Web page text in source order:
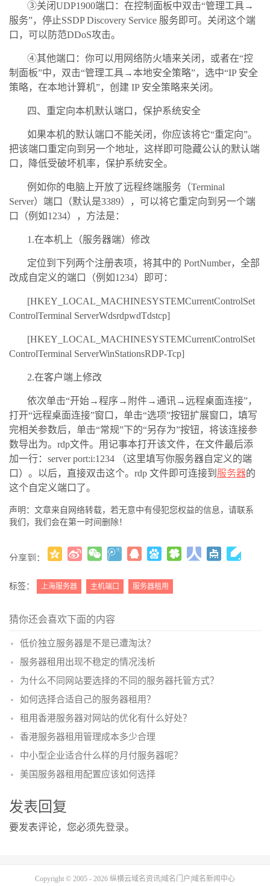
③关闭UDP1900端口：在控制面板中双击“管理工具→
服务”，停止SSDP Discovery Service 服务即可。关闭这个端
口，可以防范DDoS攻击。
④其他端口：你可以用网络防火墙来关闭，或者在“控
制面板”中，双击“管理工具→本地安全策略”，选中“IP 安全
策略，在本地计算机”，创建 IP 安全策略来关闭。
四、重定向本机默认端口，保护系统安全
如果本机的默认端口不能关闭，你应该将它“重定向”。
把该端口重定向到另一个地址，这样即可隐藏公认的默认端
口，降低受破坏机率，保护系统安全。
例如你的电脑上开放了远程终端服务（Terminal
Server）端口（默认是3389），可以将它重定向到另一个端
口（例如1234），方法是：
1.在本机上（服务器端）修改
定位到下列两个注册表项，将其中的 PortNumber，全部
改成自定义的端口（例如1234）即可：
[HKEY_LOCAL_MACHINESYSTEMCurrentControlSet
ControlTerminal ServerWdsrdpwdTdstcp]
[HKEY_LOCAL_MACHINESYSTEMCurrentControlSet
ControlTerminal ServerWinStationsRDP-Tcp]
2.在客户端上修改
依次单击“开始→程序→附件→通讯→远程桌面连接”，
打开“远程桌面连接”窗口，单击“选项”按钮扩展窗口，填写
完相关参数后，单击“常规”下的“另存为”按钮，将该连接参
数导出为。rdp文件。用记事本打开该文件，在文件最后添
加一行：server port:i:1234 （这里填写你服务器自定义的端
口）。以后，直接双击这个。rdp 文件即可连接到 服务器的
这个自定义端口了。
声明：文章来自网络转载，若无意中有侵犯您权益的信息，请联系
我们，我们会在第一时间删除！
分享到：
标签： 上海服务器 主机端口 服务器租用
猜你还会喜欢下面的内容
低价独立服务器是不是已遭淘汰？
服务器租用出现不稳定的情况浅析
为什么不同网站要选择的不同的服务器托管方式？
如何选择合适自己的服务器租用？
租用香港服务器对网站的优化有什么好处？
香港服务器租用管理成本多少合理
中小型企业适合什么样的月付服务器呢？
美国服务器租用配置应该如何选择
发表回复
要发表评论，您必须先登录。
Copyright © 2005 - 2026 纵横云域名资讯|域名门户|域名新闻中心